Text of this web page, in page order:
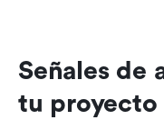
Señales de
tu proyecto